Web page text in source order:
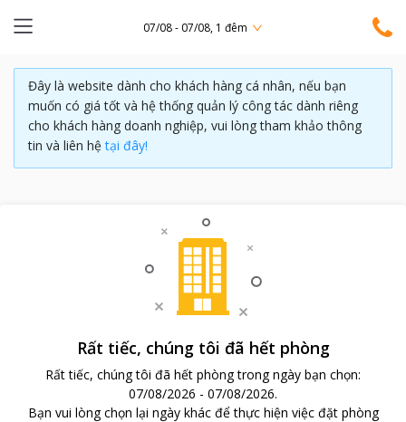
07/08 - 07/08, 1 đêm
Đây là website dành cho khách hàng cá nhân, nếu bạn
muốn có giá tốt và hệ thống quản lý công tác dành riêng
cho khách hàng doanh nghiệp, vui lòng tham khảo thông
tin và liên hệ tại đây!
Rất tiếc, chúng tôi đã hết phòng
Rất tiếc, chúng tôi đã hết phòng trong ngày bạn chọn:
07/08/2026 - 07/08/2026.
Bạn vui lòng chọn lại ngày khác để thực hiện việc đặt phòng